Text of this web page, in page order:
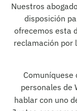
Nuestros
disposición
ofrecemos esta
reclamación por
Comuníquese
personales de
hablar con uno